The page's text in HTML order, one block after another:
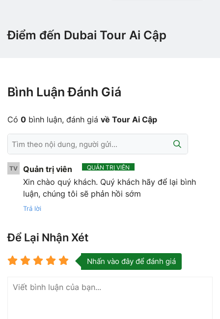
Điểm đến Dubai Tour Ai Cập
Bình Luận Đánh Giá
Có 0 bình luận, đánh giá về Tour Ai Cập
TV Quản trị viên QUẢN TRỊ VIÊN
Xin chào quý khách. Quý khách hãy để lại bình
luận, chúng tôi sẽ phản hồi sớm
Trả lời
Để Lại Nhận Xét
Nhấn vào đây để đánh giá